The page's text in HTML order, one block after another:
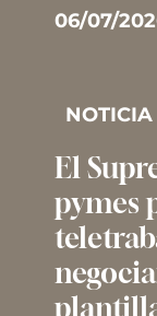
06/07/
NOTICIA
El
pymes